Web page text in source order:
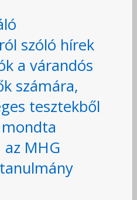
szóló hírek
a várandós
számára,
tesztekből
MHG